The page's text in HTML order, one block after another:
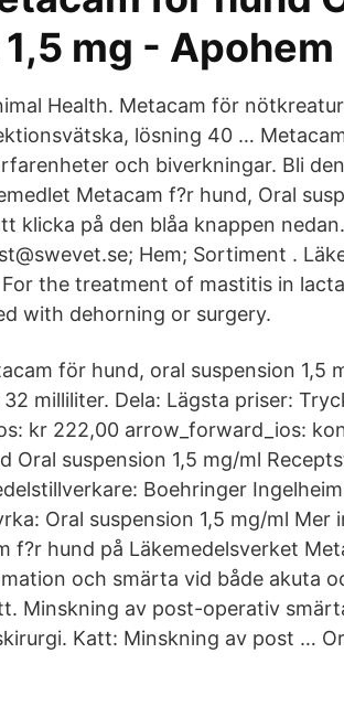
mg - Apohem
Health. Metacam för
lösning 40 …
och biverkningar. Bli
Metacam f?r hund, Oral
klicka på den blåa knappen
Hem; Sortiment .
the treatment of mastitis in
with dehorning or surgery.
för hund, oral suspension 1,5
milliliter. Dela: Lägsta priser:
kr 222,00 arrow_forward_ios:
Oral suspension 1,5 mg/ml
Boehringer
Oral suspension 1,5 mg/ml Mer
f?r hund på Läkemedelsverket
och smärta vid både akuta
Minskning av post-operativ
Katt: Minskning av post …